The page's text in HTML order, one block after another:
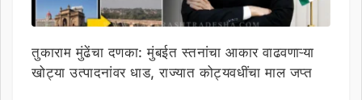
तुकाराम मुंढेंचा दणका: मुंबईत स्तनांचा आकार वाढवणाऱ्या
खोट्या उत्पादनांवर धाड, राज्यात कोट्यवधींचा माल जप्त